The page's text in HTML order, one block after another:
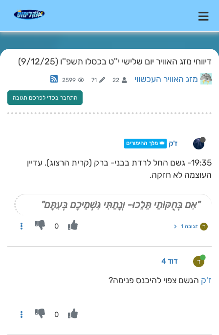
דיווחי מזג האוויר יום שלישי י''ט בכסלו תשפ''ו (9/12/25)
מזג האוויר העכשווי 22
71
2599
התחבר בכדי לפרסם תגובה
ז'ק 👑 מלך ההימורים
19:35- גשם החל לרדת בבני- ברק (קרית הרצוג). עדיין
העוצמה לא חזקה.
"אִם בְּחֻקּוֹתַי תֵּלֵכוּ- וְנָתַתִּי גִּשְׁמֵיכֶם בְּעִתָּם"
ד תגובה 1 0
ד דוד 4
ז'ק הגשם צפוי להיכנס פנימה?
0